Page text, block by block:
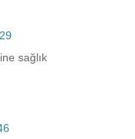
sağlık